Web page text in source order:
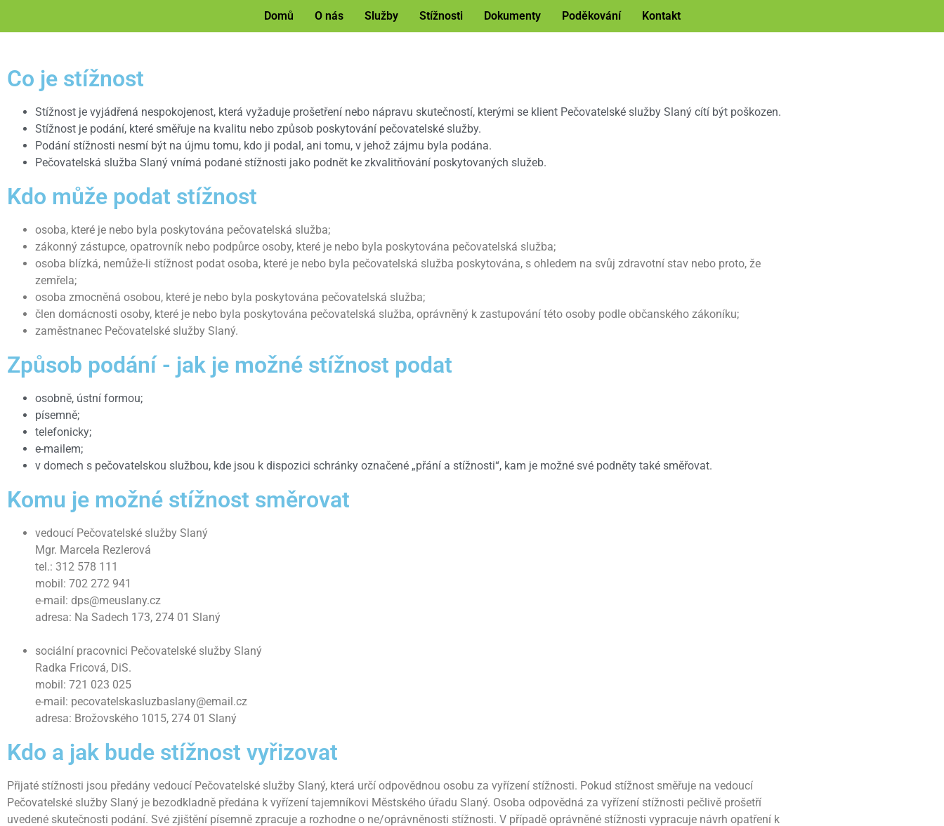
Domů O nás Služby Stížnosti Dokumenty Poděkování Kontakt
Co je stížnost
Stížnost je vyjádřená nespokojenost, která vyžaduje prošetření nebo nápravu skutečností, kterými se klient Pečovatelské služby Slaný cítí být poškozen.
Stížnost je podání, které směřuje na kvalitu nebo způsob poskytování pečovatelské služby.
Podání stížnosti nesmí být na újmu tomu, kdo ji podal, ani tomu, v jehož zájmu byla podána.
Pečovatelská služba Slaný vnímá podané stížnosti jako podnět ke zkvalitňování poskytovaných služeb.
Kdo může podat stížnost
osoba, které je nebo byla poskytována pečovatelská služba;
zákonný zástupce, opatrovník nebo podpůrce osoby, které je nebo byla poskytována pečovatelská služba;
osoba blízká, nemůže-li stížnost podat osoba, které je nebo byla pečovatelská služba poskytována, s ohledem na svůj zdravotní stav nebo proto, že
zemřela;
osoba zmocněná osobou, které je nebo byla poskytována pečovatelská služba;
člen domácnosti osoby, které je nebo byla poskytována pečovatelská služba, oprávněný k zastupování této osoby podle občanského zákoníku;
zaměstnanec Pečovatelské služby Slaný.
Způsob podání - jak je možné stížnost podat
osobně, ústní formou;
písemně;
telefonicky;
e-mailem;
v domech s pečovatelskou službou, kde jsou k dispozici schránky označené „přání a stížnosti“, kam je možné své podněty také směřovat.
Komu je možné stížnost směrovat
vedoucí Pečovatelské služby Slaný
Mgr. Marcela Rezlerová
tel.: 312 578 111
mobil: 702 272 941
e-mail: dps@meuslany.cz
adresa: Na Sadech 173, 274 01 Slaný
sociální pracovnici Pečovatelské služby Slaný
Radka Fricová, DiS.
mobil: 721 023 025
e-mail: pecovatelskasluzbaslany@email.cz
adresa: Brožovského 1015, 274 01 Slaný
Kdo a jak bude stížnost vyřizovat
Přijaté stížnosti jsou předány vedoucí Pečovatelské služby Slaný, která určí odpovědnou osobu za vyřízení stížnosti. Pokud stížnost směřuje na vedoucí
Pečovatelské služby Slaný je bezodkladně předána k vyřízení tajemníkovi Městského úřadu Slaný. Osoba odpovědná za vyřízení stížnosti pečlivě prošetří
uvedené skutečnosti podání. Své zjištění písemně zpracuje a rozhodne o ne/oprávněnosti stížnosti. V případě oprávněné stížnosti vypracuje návrh opatření k